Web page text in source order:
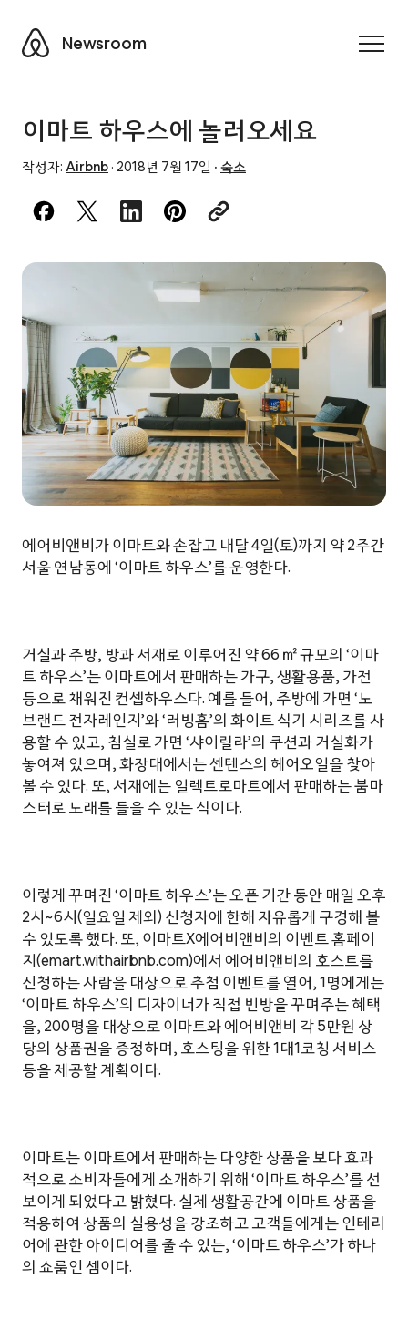
AirbnbNewsroom
이마트 하우스에 놀러오세요
작성자: Airbnb · 2018년 7월 17일 · 숙소
에어비앤비가 이마트와 손잡고 내달 4일(토)까지 약 2주간
서울 연남동에 ‘이마트 하우스’를 운영한다.
거실과 주방, 방과 서재로 이루어진 약 66 ㎡ 규모의 ‘이마
트 하우스’는 이마트에서 판매하는 가구, 생활용품, 가전
등으로 채워진 컨셉하우스다. 예를 들어, 주방에 가면 ‘노
브랜드 전자레인지’와 ‘러빙홈’의 화이트 식기 시리즈를 사
용할 수 있고, 침실로 가면 ‘샤이릴라’의 쿠션과 거실화가
놓여져 있으며, 화장대에서는 센텐스의 헤어오일을 찾아
볼 수 있다. 또, 서재에는 일렉트로마트에서 판매하는 붐마
스터로 노래를 들을 수 있는 식이다.
이렇게 꾸며진 ‘이마트 하우스’는 오픈 기간 동안 매일 오후
2시~6시(일요일 제외) 신청자에 한해 자유롭게 구경해 볼
수 있도록 했다. 또, 이마트X에어비앤비의 이벤트 홈페이
지(emart.withairbnb.com)에서 에어비앤비의 호스트를
신청하는 사람을 대상으로 추첨 이벤트를 열어, 1명에게는
‘이마트 하우스’의 디자이너가 직접 빈방을 꾸며주는 혜택
을, 200명을 대상으로 이마트와 에어비앤비 각 5만원 상
당의 상품권을 증정하며, 호스팅을 위한 1대1코칭 서비스
등을 제공할 계획이다.
이마트는 이마트에서 판매하는 다양한 상품을 보다 효과
적으로 소비자들에게 소개하기 위해 ‘이마트 하우스’를 선
보이게 되었다고 밝혔다. 실제 생활공간에 이마트 상품을
적용하여 상품의 실용성을 강조하고 고객들에게는 인테리
어에 관한 아이디어를 줄 수 있는, ‘이마트 하우스’가 하나
의 쇼룸인 셈이다.